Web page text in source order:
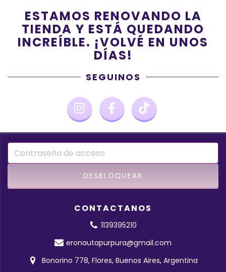
ESTAMOS RENOVANDO LA
TIENDA Y ESTÁ QUEDANDO
INCREÍBLE. ¡VOLVÉ EN UNOS
DÍAS!
SEGUINOS
CONTACTANOS
1139395210
eronautapurpura@gmail.com
Bonorino 778, Flores, Buenos Aires, Argentina